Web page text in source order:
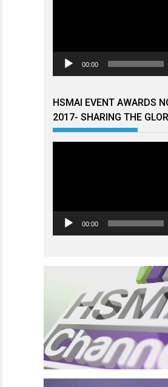
00:00
HSMAI EVENT AWARDS
2017- SHARING THE
00:00